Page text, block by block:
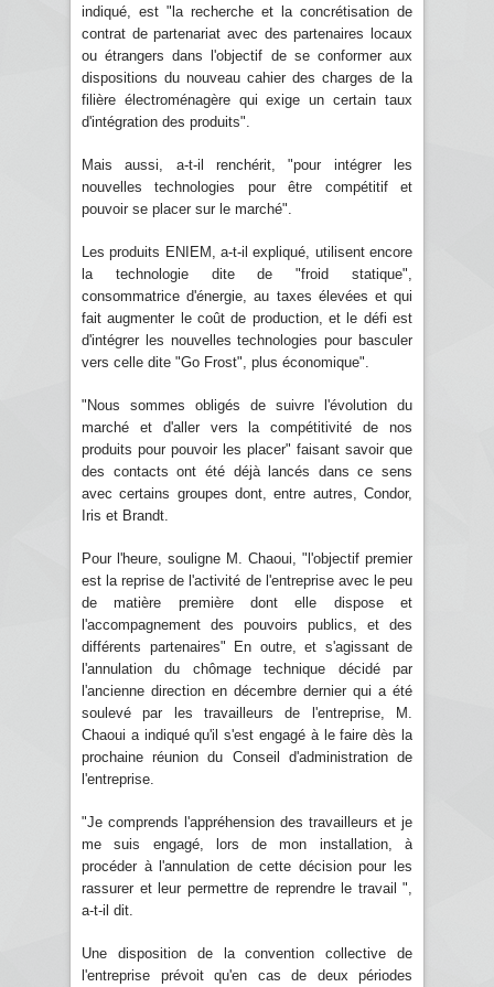
indiqué, est "la recherche et la concrétisation de
contrat de partenariat avec des partenaires locaux
ou étrangers dans l'objectif de se conformer aux
dispositions du nouveau cahier des charges de la
filière électroménagère qui exige un certain taux
d'intégration des produits".
Mais aussi, a-t-il renchérit, "pour intégrer les
nouvelles technologies pour être compétitif et
pouvoir se placer sur le marché".
Les produits ENIEM, a-t-il expliqué, utilisent encore
la technologie dite de "froid statique",
consommatrice d'énergie, au taxes élevées et qui
fait augmenter le coût de production, et le défi est
d'intégrer les nouvelles technologies pour basculer
vers celle dite "Go Frost", plus économique".
"Nous sommes obligés de suivre l'évolution du
marché et d'aller vers la compétitivité de nos
produits pour pouvoir les placer" faisant savoir que
des contacts ont été déjà lancés dans ce sens
avec certains groupes dont, entre autres, Condor,
Iris et Brandt.
Pour l'heure, souligne M. Chaoui, "l'objectif premier
est la reprise de l'activité de l'entreprise avec le peu
de matière première dont elle dispose et
l'accompagnement des pouvoirs publics, et des
différents partenaires" En outre, et s'agissant de
l'annulation du chômage technique décidé par
l'ancienne direction en décembre dernier qui a été
soulevé par les travailleurs de l'entreprise, M.
Chaoui a indiqué qu'il s'est engagé à le faire dès la
prochaine réunion du Conseil d'administration de
l'entreprise.
"Je comprends l'appréhension des travailleurs et je
me suis engagé, lors de mon installation, à
procéder à l'annulation de cette décision pour les
rassurer et leur permettre de reprendre le travail ",
a-t-il dit.
Une disposition de la convention collective de
l'entreprise prévoit qu'en cas de deux périodes